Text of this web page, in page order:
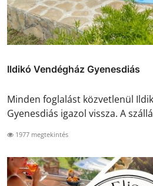
Ildikó Vendégház Gyenesdiás
Minden foglalást közvetlenül
Gyenesdiás igazol vissza. A
1977 megtekintés